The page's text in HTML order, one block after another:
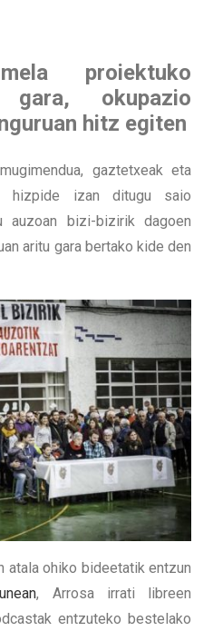
proiektuko
okupazio
hitz egiten
gaztetxeak eta
hizpide izan ditugu saio
auzoan bizi-bizirik dagoen
aritu gara bertako kide den
atala ohiko bideetatik entzun
, Arrosa irrati libreen
entzuteko bestelako